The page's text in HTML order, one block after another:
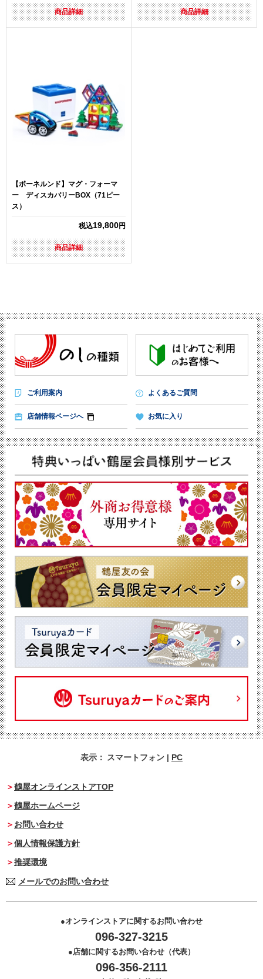
商品詳細 商品詳細
【ボーネルンド】マグ・フォーマ
ー ディスカバリーBOX（71ピー
ス）
税込19,800円
商品詳細
ご利用案内 よくあるご質問
店舗情報ページへ お気に入り
表示： スマートフォン | PC
鶴屋オンラインストアTOP
鶴屋ホームページ
お問い合わせ
個人情報保護方針
推奨環境
メールでのお問い合わせ
オンラインストアに関するお問い合わせ
096-327-3215
店舗に関するお問い合わせ（代表）
096-356-2111